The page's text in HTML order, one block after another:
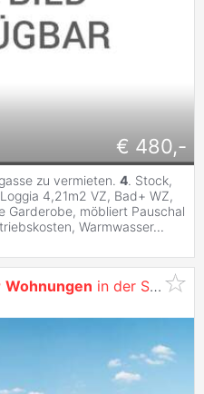
€ 480,-
zu vermieten. 4. Stock,
4,21m2 VZ, Bad+ WZ,
Garderobe, möbliert Pauschal
Warmwasser...
Wohnungen in der Stadt